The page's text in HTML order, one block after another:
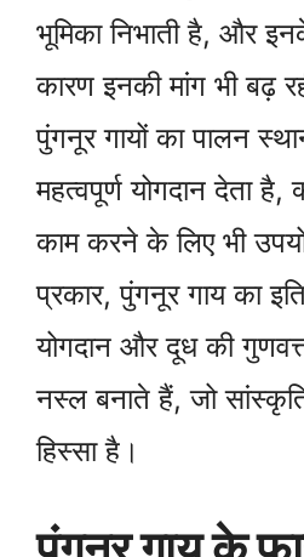
भूमिका निभाती है, और
कारण इनकी मांग भी बढ़
पुंगनूर गायों का पालन
महत्वपूर्ण योगदान देता है,
काम करने के लिए भी
प्रकार, पुंगनूर गाय का
योगदान और दूध की
नस्ल बनाते हैं, जो
हिस्सा है।